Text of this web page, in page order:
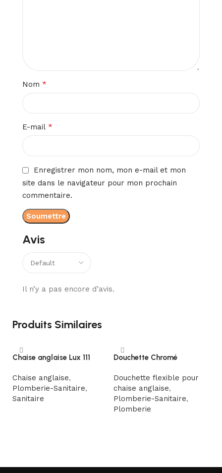
Avis
Il n’y a pas encore d’avis.
Nom *
E-mail *
Enregistrer mon nom, mon e-mail et mon
site dans le navigateur pour mon prochain
commentaire.
Produits Similaires
Chaise anglaise Lux 111
Chaise anglaise,
Plomberie-Sanitaire,
Sanitaire
Douchette Chromé
Douchette flexible pour
chaise anglaise,
Plomberie-Sanitaire,
Plomberie